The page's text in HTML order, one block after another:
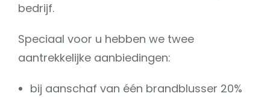
bedrijf.
Speciaal voor u hebben we twee
aantrekkelijke aanbiedingen:
bij aanschaf van één brandblusser 20%